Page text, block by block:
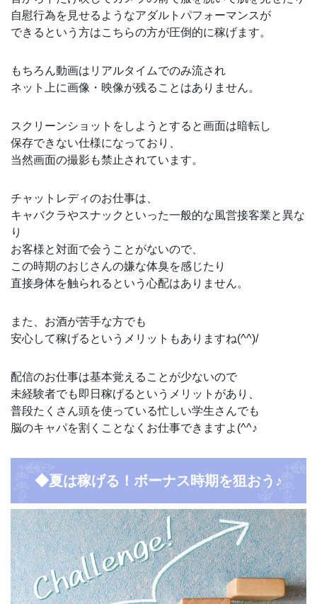
自慰行為を見せるようなアダルトパフォーマンスが
できるという方はこちらの方が圧倒的に稼げます。
もちろん動画はリアルタイムでのみ流され
ネット上に画像・映像が残ることはありません。
スクリーンショットをしようとすると画面は暗転し
保存できない仕様になっており、
当然画面の撮影も禁止されています。
チャットレディのお仕事は、
キャバクラやスナックといった一般的な風営接客業と異な
り
お客様と対面で会うことがないので、
この時期のおじさんの嫌な体臭を感じたり
直接身体を触られるという心配はありません。
また、お酒が苦手な方でも
安心して稼げるというメリットもありますね(^^)/
配信のお仕事は基本覚えることが少ないので
未経験者でも即日稼げるというメリットがあり、
普段たくさん頭を使っている忙しい学生さんでも
脳のキャパを割くことなくお仕事できますよ(^^♪
◆夏は稼げる！ボーナス時期を狙おう♪